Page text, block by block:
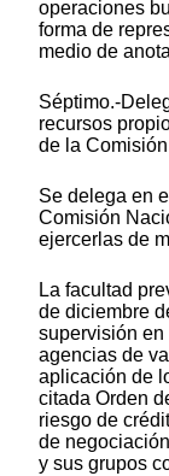
operaciones
forma de
medio de
Séptimo.-
recursos
de la
Se delega en
Comisión
ejercerlas de
La facultad
de diciembre
supervisión
agencias de
aplicación de
citada Orden
riesgo de
de
y sus grupos